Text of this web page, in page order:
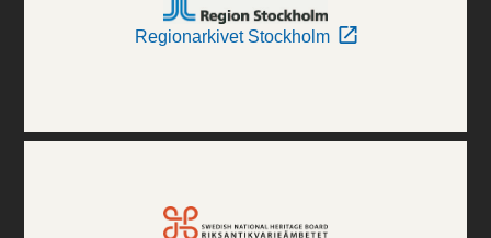
Regionarkivet Stockholm